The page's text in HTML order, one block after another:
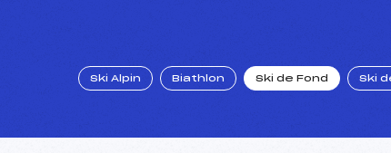
Ski Alpin Biathlon Ski de Fond Ski